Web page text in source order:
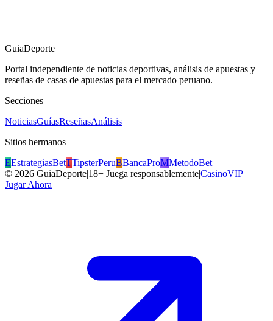
GuiaDeporte
Portal independiente de noticias deportivas, análisis de apuestas y
reseñas de casas de apuestas para el mercado peruano.
Secciones
NoticiasGuíasReseñasAnálisis
Sitios hermanos
EEstrategiasBetTTipsterPeruBBancaProMMetodoBet
© 2026 GuiaDeporte|18+ Juega responsablemente|CasinoVIP
Jugar Ahora